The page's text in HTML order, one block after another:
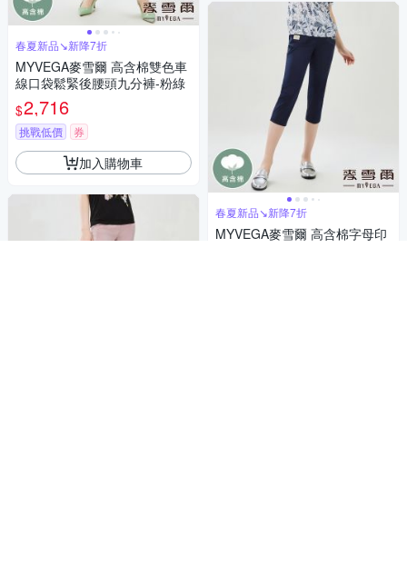
春夏新品↘新降7折
MYVEGA麥雪爾 高含棉雙色車
線口袋鬆緊後腰頭九分褲-粉綠
$2,716
挑戰低價 券
加入購物車
春夏新品↘新降7折
MYVEGA麥雪爾 高含棉字母印